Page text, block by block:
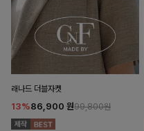
래나드 더블자켓
13%86,900 원99,800원